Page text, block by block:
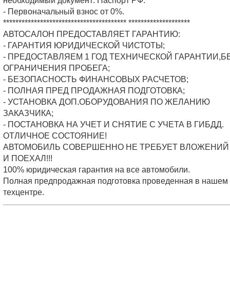
- Первоначальный взнос от 0%.
**************************************** ********************
АВТОСАЛОН ПРЕДОСТАВЛЯЕТ ГАРАНТИЮ:
- ГАРАНТИЯ ЮРИДИЧЕСКОЙ ЧИСТОТЫ;
- ПРЕДОСТАВЛЯЕМ 1 ГОД ТЕХНИЧЕСКОЙ
ОГРАНИЧЕНИЯ ПРОБЕГА;
- БЕЗОПАСНОСТЬ ФИНАНСОВЫХ РАСЧЕТОВ;
- ПОЛНАЯ ПРЕД ПРОДАЖНАЯ ПОДГОТОВКА;
- УСТАНОВКА ДОП.ОБОРУДОВАНИЯ ПО ЖЕЛАНИЮ
ЗАКАЗЧИКА;
- ПОСТАНОВКА НА УЧЕТ И СНЯТИЕ С УЧЕТА В ГИБДД.
ОТЛИЧНОЕ СОСТОЯНИЕ!
АВТОМОБИЛЬ СОВЕРШЕННО НЕ ТРЕБУЕТ ВЛОЖЕНИЙ
И ПОЕХАЛ!!!
100% юридическая гарантия на все автомобили.
Полная предпродажная подготовка проведенная в нашем
техцентре.